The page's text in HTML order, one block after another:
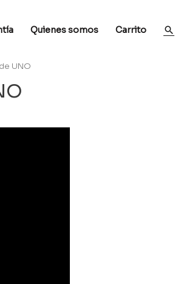
Quienes somos Carrito
UNO